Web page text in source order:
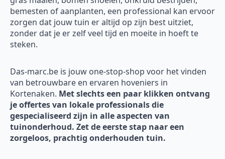
bemesten of aanplanten, een professional kan ervoor
zorgen dat jouw tuin er altijd op zijn best uitziet,
zonder dat je er zelf veel tijd en moeite in hoeft te
steken.
Das-marc.be is jouw one-stop-shop voor het vinden
van betrouwbare en ervaren hoveniers in
Kortenaken. Met slechts een paar klikken ontvang
je offertes van lokale professionals die
gespecialiseerd zijn in alle aspecten van
tuinonderhoud. Zet de eerste stap naar een
zorgeloos, prachtig onderhouden tuin.